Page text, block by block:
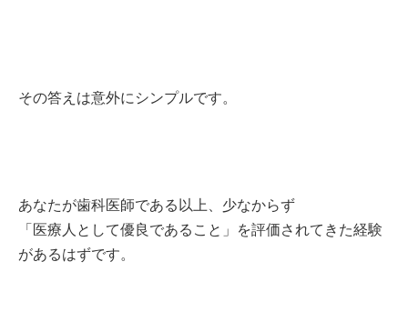
その答えは意外にシンプルです。
あなたが歯科医師である以上、少なからず
「医療人として優良であること」を評価されてきた経験
があるはずです。